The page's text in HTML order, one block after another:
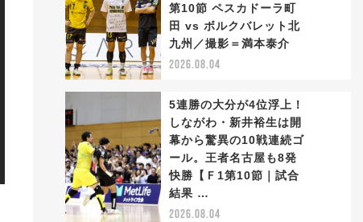
第10節 ペスカドーラ町
田 vs ボルクバレット北
九州／撮影＝満本泰介
2026.08.04
5連勝の大分が4位浮上！
しながわ・新井裕生は開
幕から驚異の10戦連続ゴ
ール。王者名古屋も8発
快勝【Ｆ1第10節｜試合
結果 …
2026.08.04